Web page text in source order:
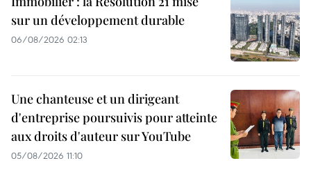
sur un développement durable
06/08/2026 02:13
Une chanteuse et un dirigeant
d'entreprise poursuivis pour atteinte
aux droits d'auteur sur YouTube
05/08/2026 11:10